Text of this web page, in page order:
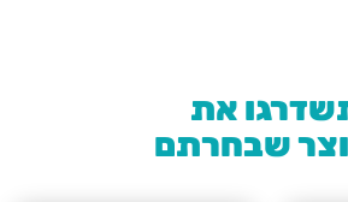
את
שבחרתם